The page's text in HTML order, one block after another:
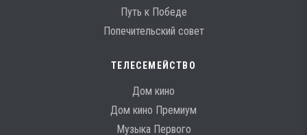
Путь к Победе
Попечительский совет
ТЕЛЕСЕМЕЙСТВО
Дом кино
Дом кино Премиум
Музыка Первого